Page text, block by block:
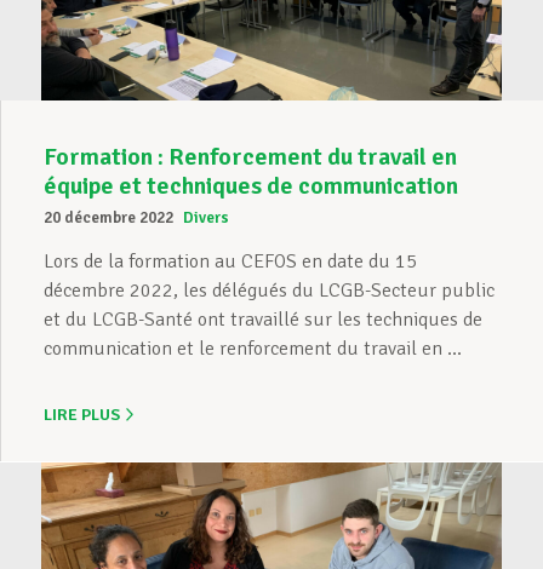
Formation : Renforcement du travail en
équipe et techniques de communication
20 décembre 2022 Divers
Lors de la formation au CEFOS en date du 15
décembre 2022, les délégués du LCGB-Secteur public
et du LCGB-Santé ont travaillé sur les techniques de
communication et le renforcement du travail en ...
LIRE PLUS